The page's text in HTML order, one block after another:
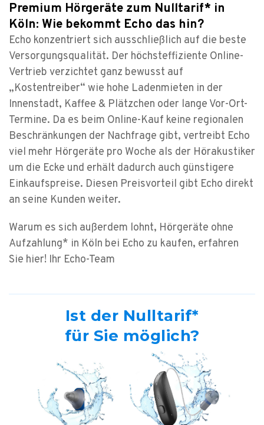
Premium Hörgeräte zum Nulltarif* in
Köln: Wie bekommt Echo das hin?
Echo konzentriert sich ausschließlich auf die beste
Versorgungsqualität. Der höchsteffiziente Online-
Vertrieb verzichtet ganz bewusst auf
„Kostentreiber“ wie hohe Ladenmieten in der
Innenstadt, Kaffee & Plätzchen oder lange Vor-Ort-
Termine. Da es beim Online-Kauf keine regionalen
Beschränkungen der Nachfrage gibt, vertreibt Echo
viel mehr Hörgeräte pro Woche als der Hörakustiker
um die Ecke und erhält dadurch auch günstigere
Einkaufspreise. Diesen Preisvorteil gibt Echo direkt
an seine Kunden weiter.
Warum es sich außerdem lohnt, Hörgeräte ohne
Aufzahlung* in Köln bei Echo zu kaufen, erfahren
Sie hier! Ihr Echo-Team
Ist der Nulltarif*
für Sie möglich?